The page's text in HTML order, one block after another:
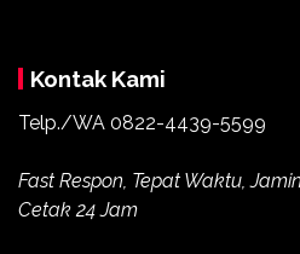
Kontak Kami
Telp./WA 0822-4439-5599
Fast Respon, Tepat Waktu,
Cetak 24 Jam